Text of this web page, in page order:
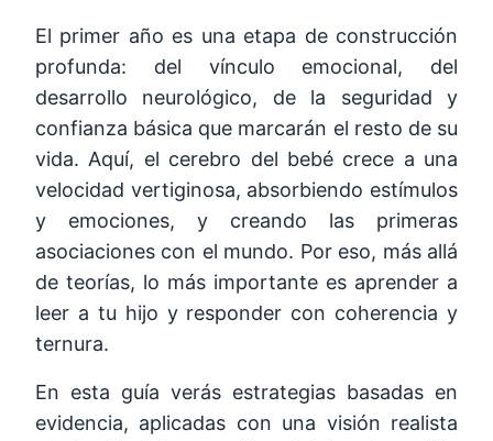
El primer año es una etapa de construcción
profunda: del vínculo emocional, del
desarrollo neurológico, de la seguridad y
confianza básica que marcarán el resto de su
vida. Aquí, el cerebro del bebé crece a una
velocidad vertiginosa, absorbiendo estímulos
y emociones, y creando las primeras
asociaciones con el mundo. Por eso, más allá
de teorías, lo más importante es aprender a
leer a tu hijo y responder con coherencia y
ternura.
En esta guía verás estrategias basadas en
evidencia, aplicadas con una visión realista